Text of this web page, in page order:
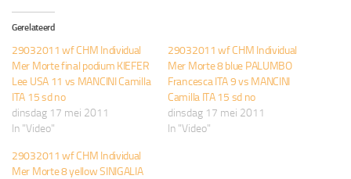
Gerelateerd
29032011 wf CHM Individual
Mer Morte final podium KIEFER
Lee USA 11 vs MANCINI Camilla
ITA 15 sd no
dinsdag 17 mei 2011
In "Video"
29032011 wf CHM Individual
Mer Morte 8 blue PALUMBO
Francesca ITA 9 vs MANCINI
Camilla ITA 15 sd no
dinsdag 17 mei 2011
In "Video"
29032011 wf CHM Individual
Mer Morte 8 yellow SINIGALIA